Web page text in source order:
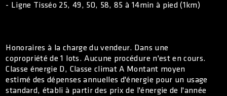
- Ligne Tisséo 25, 49, 50, 58, 85 à 14min à pied (1km)
Honoraires à la charge du vendeur. Dans une
copropriété de 1 lots. Aucune procédure n'est en cours.
Classe énergie D, Classe climat A Montant moyen
estimé des dépenses annuelles d'énergie pour un usage
standard, établi à partir des prix de l'énergie de l'année